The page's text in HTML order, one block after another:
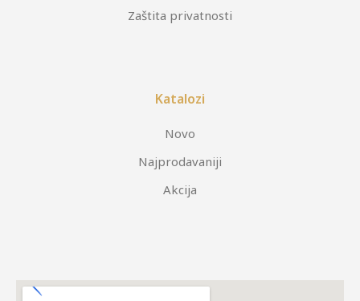
Zaštita privatnosti
Katalozi
Novo
Najprodavaniji
Akcija